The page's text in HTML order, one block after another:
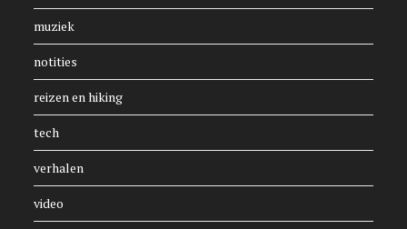
muziek
notities
reizen en hiking
tech
verhalen
video